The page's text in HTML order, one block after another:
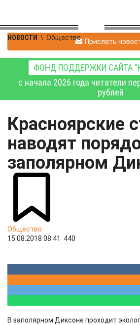
НОВОСТИ \ Общество Прислать
ФОНД ПОДДЕРЖКИ САЙТА
с начала 2026 года читатели
рублей
Красноярские
наводят
заполярном
Общество
15.08.2018 08:41
440
В заполярном Диксоне проходит